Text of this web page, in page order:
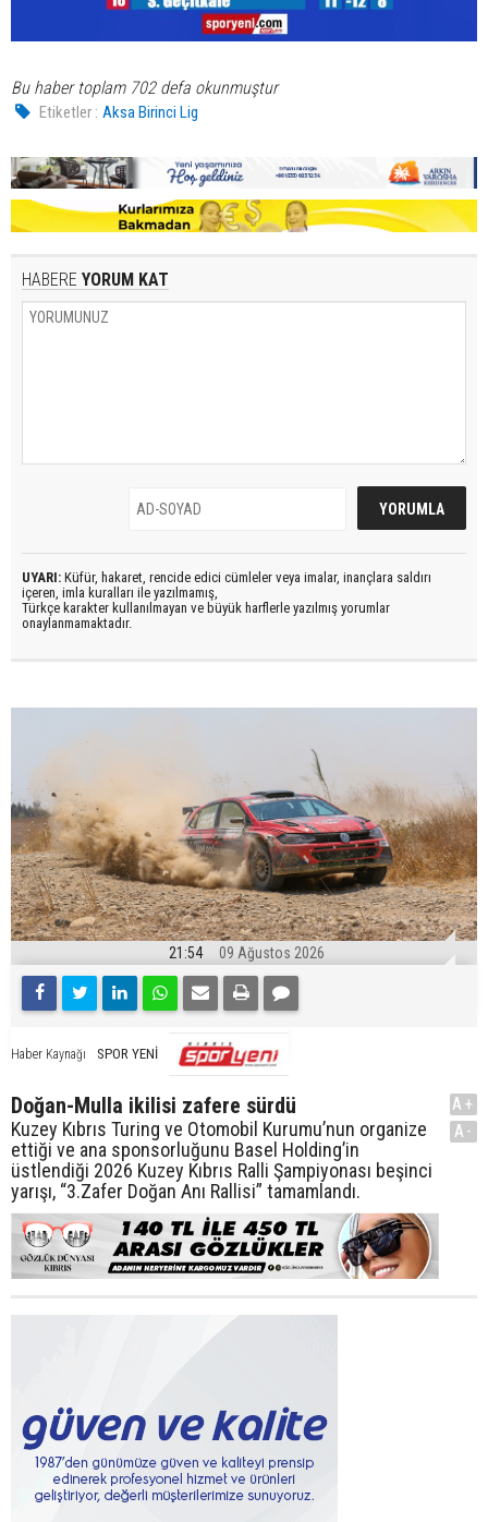
Bu haber toplam 702 defa okunmuştur
Etiketler : Aksa Birinci Lig
HABERE YORUM KAT
UYARI: Küfür, hakaret, rencide edici cümleler veya imalar, inançlara saldırı
içeren, imla kuralları ile yazılmamış,
Türkçe karakter kullanılmayan ve büyük harflerle yazılmış yorumlar
onaylanmamaktadır.
21:54 09 Ağustos 2026
Haber Kaynağı SPOR YENİ
Doğan-Mulla ikilisi zafere sürdü
Kuzey Kıbrıs Turing ve Otomobil Kurumu’nun organize
ettiği ve ana sponsorluğunu Basel Holding’in
üstlendiği 2026 Kuzey Kıbrıs Ralli Şampiyonası beşinci
yarışı, “3.Zafer Doğan Anı Rallisi” tamamlandı.
A+
A-